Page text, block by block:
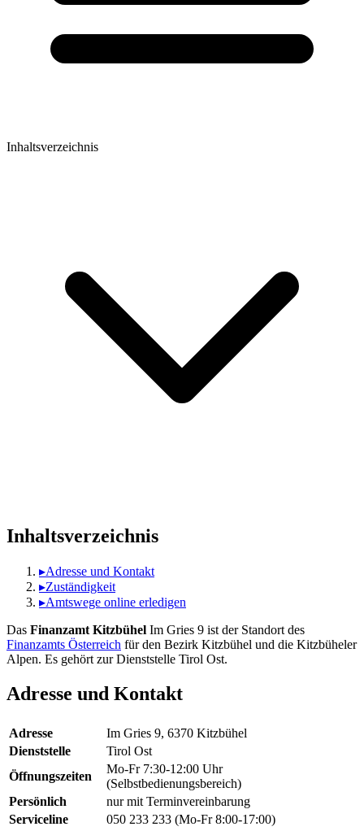
Inhaltsverzeichnis
Inhaltsverzeichnis
▸Adresse und Kontakt
▸Zuständigkeit
▸Amtswege online erledigen
Das Finanzamt Kitzbühel Im Gries 9 ist der Standort des
Finanzamts Österreich für den Bezirk Kitzbühel und die Kitzbüheler
Alpen. Es gehört zur Dienststelle Tirol Ost.
Adresse und Kontakt
Adresse
Im Gries 9, 6370 Kitzbühel
Dienststelle
Tirol Ost
Öffnungszeiten
Mo-Fr 7:30-12:00 Uhr
(Selbstbedienungsbereich)
Persönlich
nur mit Terminvereinbarung
Serviceline
050 233 233 (Mo-Fr 8:00-17:00)